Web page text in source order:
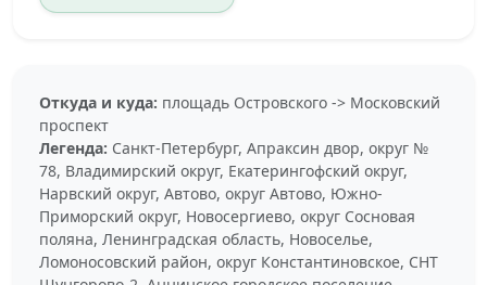
Откуда и куда: площадь Островского -> Московский
проспект
Легенда: Санкт-Петербург, Апраксин двор, округ №
78, Владимирский округ, Екатерингофский округ,
Нарвский округ, Автово, округ Автово, Южно-
Приморский округ, Новосергиево, округ Сосновая
поляна, Ленинградская область, Новоселье,
Ломоносовский район, округ Константиновское, СНТ